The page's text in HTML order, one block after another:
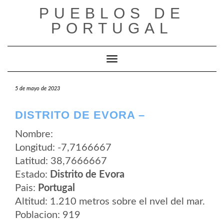
PUEBLOS DE
PORTUGAL
Cambiar modo de navegación
5 de mayo de 2023
DISTRITO DE EVORA –
Nombre:
Longitud: -7,7166667
Latitud: 38,7666667
Estado: Distrito de Evora
Pais: Portugal
Altitud: 1.210 metros sobre el nvel del mar.
Poblacion: 919